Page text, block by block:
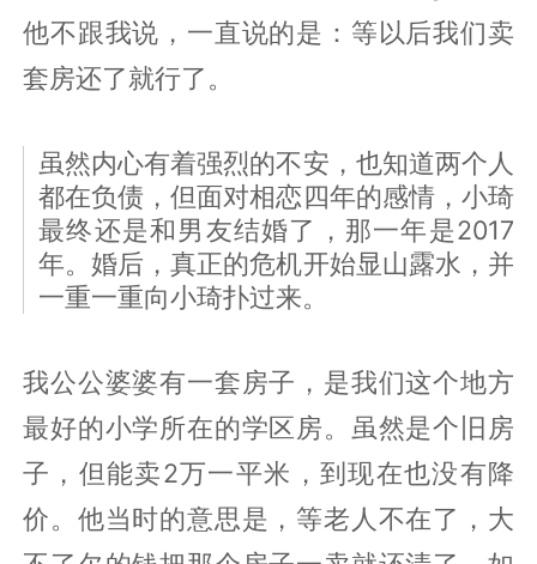
他不跟我说，一直说的是：等以后我们卖
套房还了就行了。
虽然内心有着强烈的不安，也知道两个人
都在负债，但面对相恋四年的感情，小琦
最终还是和男友结婚了，那一年是2017
年。婚后，真正的危机开始显山露水，并
一重一重向小琦扑过来。
我公公婆婆有一套房子，是我们这个地方
最好的小学所在的学区房。虽然是个旧房
子，但能卖2万一平米，到现在也没有降
价。他当时的意思是，等老人不在了，大